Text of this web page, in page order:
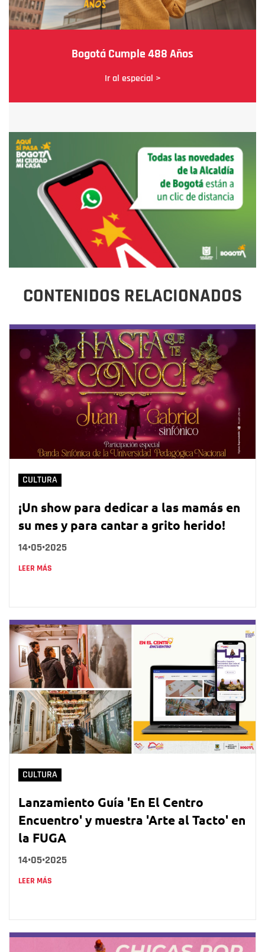
Bogotá Cumple 488 Años
Ir al especial >
CONTENIDOS RELACIONADOS
CULTURA
¡Un show para dedicar a las mamás en
su mes y para cantar a grito herido!
14•05•2025
LEER MÁS
CULTURA
Lanzamiento Guía 'En El Centro
Encuentro' y muestra 'Arte al Tacto' en
la FUGA
14•05•2025
LEER MÁS